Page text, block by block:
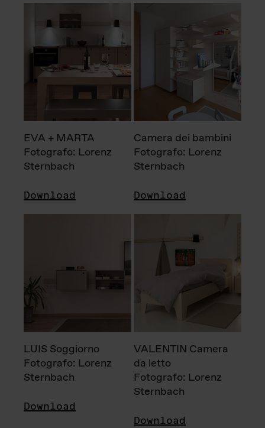
EVA + MARTA
Fotografo: Lorenz
Sternbach
Download
Camera dei bambini
Fotografo: Lorenz
Sternbach
Download
LUIS Soggiorno
Fotografo: Lorenz
Sternbach
Download
VALENTIN Camera
da letto
Fotografo: Lorenz
Sternbach
Download